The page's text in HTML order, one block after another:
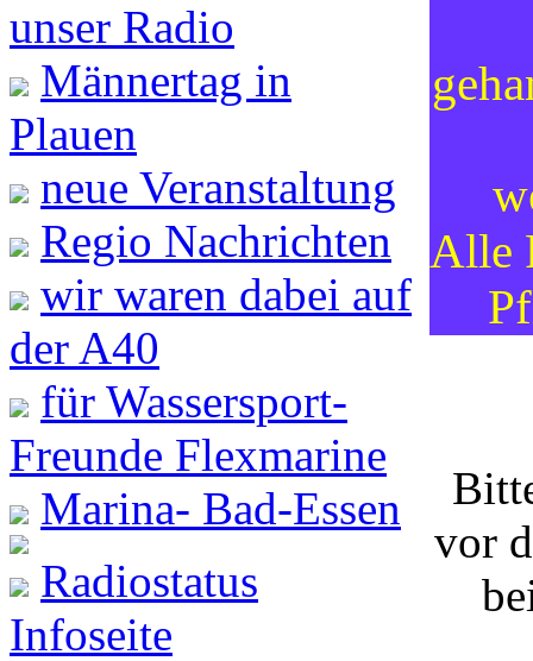
unser Radio
Männertag in
Plauen
neue Veranstaltung
Regio Nachrichten
wir waren dabei auf
der A40
für Wassersport-
Freunde Flexmarine
Marina- Bad-Essen
Radiostatus
Infoseite
Alle
vor